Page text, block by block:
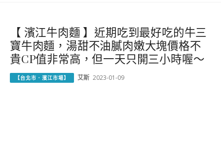
【 濱江牛肉麵 】近期吃到最好吃的牛三
寶牛肉麵，湯甜不油膩肉嫩大塊價格不
貴CP值非常高，但一天只開三小時喔～
【台北市．濱江市場】 艾斯 2023-01-09